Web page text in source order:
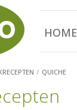
HOME
QUICHE